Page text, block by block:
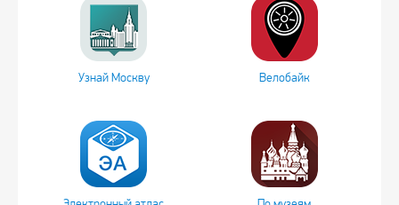
Узнай Москву Велобайк